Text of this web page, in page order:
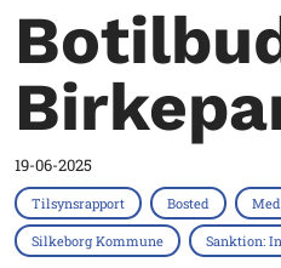
19-06-2025
Tilsynsrapport Bosted
Silkeborg Kommune Sanktion: